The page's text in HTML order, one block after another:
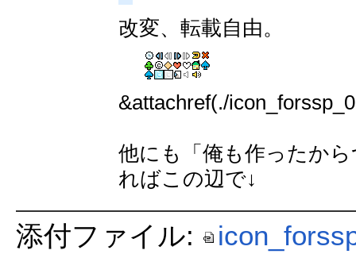
改変、転載自由。
&attachref(./
他にも「俺も作ったか
ればこの辺で↓
添付ファイル: